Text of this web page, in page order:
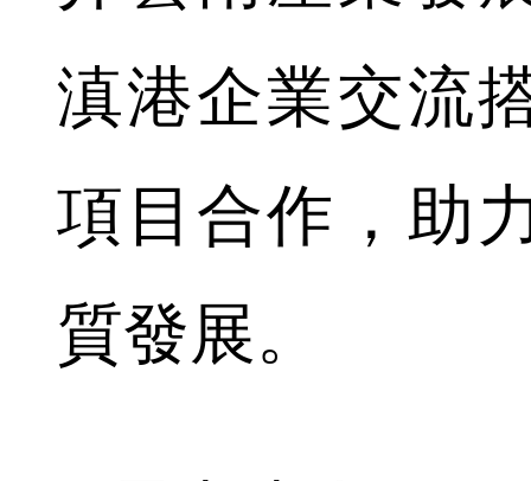
滇港企業交流
項目合作，助
質發展。